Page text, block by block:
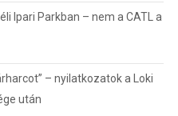
Ipari Parkban – nem a CATL a
– nyilatkozatok a Loki
után